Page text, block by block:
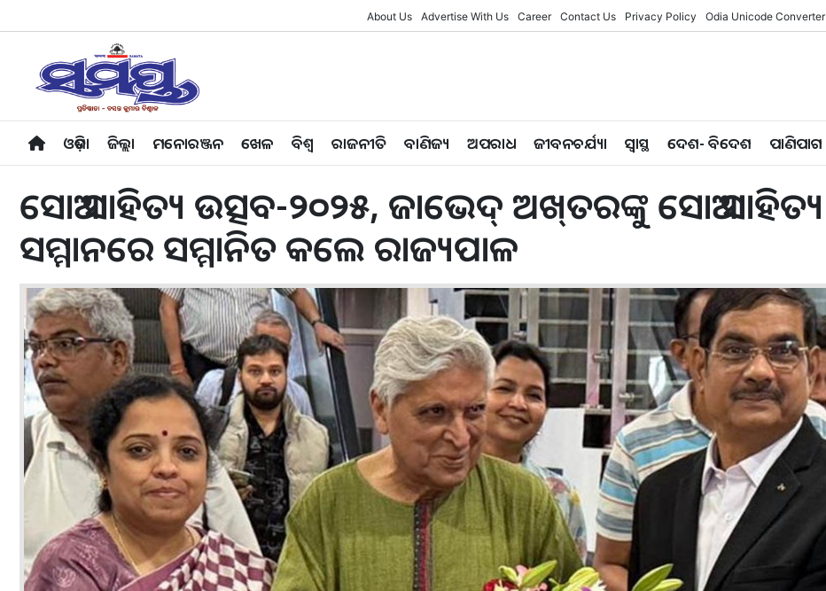
About Us Advertise With Us Career Contact Us Privacy Policy Odia Unicode Converter
ଓଡ଼ିଶା ଜିଲ୍ଲା ମନୋରଞ୍ଜନ ଖେଳ ବିଶ୍ବ ରାଜନୀତି ବାଣିଜ୍ୟ ଅପରାଧ ଜୀବନଚର୍ଯ୍ୟା ସ୍ୱାସ୍ଥ ଦେଶ- ବିଦେଶ ପାଣିପାଗ
ସୋଆ ସାହିତ୍ୟ ଉତ୍ସବ-୨୦୨୫, ଜାଭେଦ୍‌ ଅଖ୍‌ତରଙ୍କୁ ସୋଆ ସାହିତ୍ୟ
ସମ୍ମାନରେ ସମ୍ମାନିତ କଲେ ରାଜ୍ୟପାଳ